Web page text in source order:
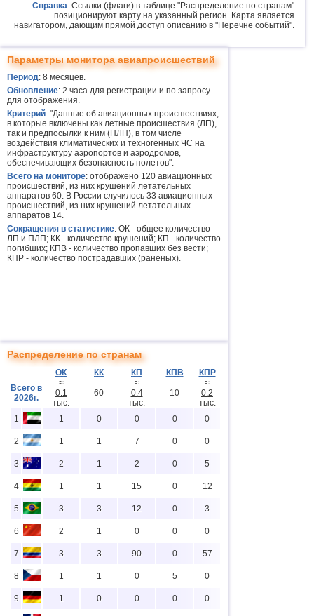
Справка: Ссылки (флаги) в таблице "Распределение по странам"
позиционируют карту на указанный регион. Карта является
навигатором, дающим прямой доступ описанию в "Перечне событий".
Параметры монитора авиапроисшествий
Период: 8 месяцев.
Обновление: 2 часа для регистрации и по запросу
для отображения.
Критерий: "Данные об авиационных происшествиях,
в которые включены как летные происшествия (ЛП),
так и предпосылки к ним (ПЛП), в том числе
воздействия климатических и техногенных ЧС на
инфраструктуру аэропортов и аэродромов,
обеспечивающих безопасность полетов".
Всего на мониторе: отображено 120 авиационных
происшествий, из них крушений летательных
аппаратов 60. В России случилось 33 авиационных
происшествий, из них крушений летательных
аппаратов 14.
Сокращения в статистике: ОК - общее количество
ЛП и ПЛП; КК - количество крушений; КП - количество
погибших; КПВ - количество пропавших без вести;
КПР - количество пострадавших (раненых).
Распределение по странам
ОК КК КП КПВ
КПР
Всего в
2026г.
≈
0.1
тыс.
60
≈
0.4
тыс.
10
≈
0.2
тыс.
1
1 0 0 0 0
2 1 1 7 0 0
3 2 1 2 0 5
4 1 1 15 0 12
5 3 3 12 0 3
6 2 1 0 0 0
7 3 3 90 0 57
8 1 1 0 5 0
9 1 0 0 0 0